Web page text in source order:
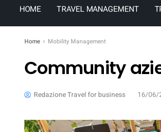
HOME TRAVEL MANAGEMENT
Home Mobility Management
Community
Redazione Travel for business 16/06/